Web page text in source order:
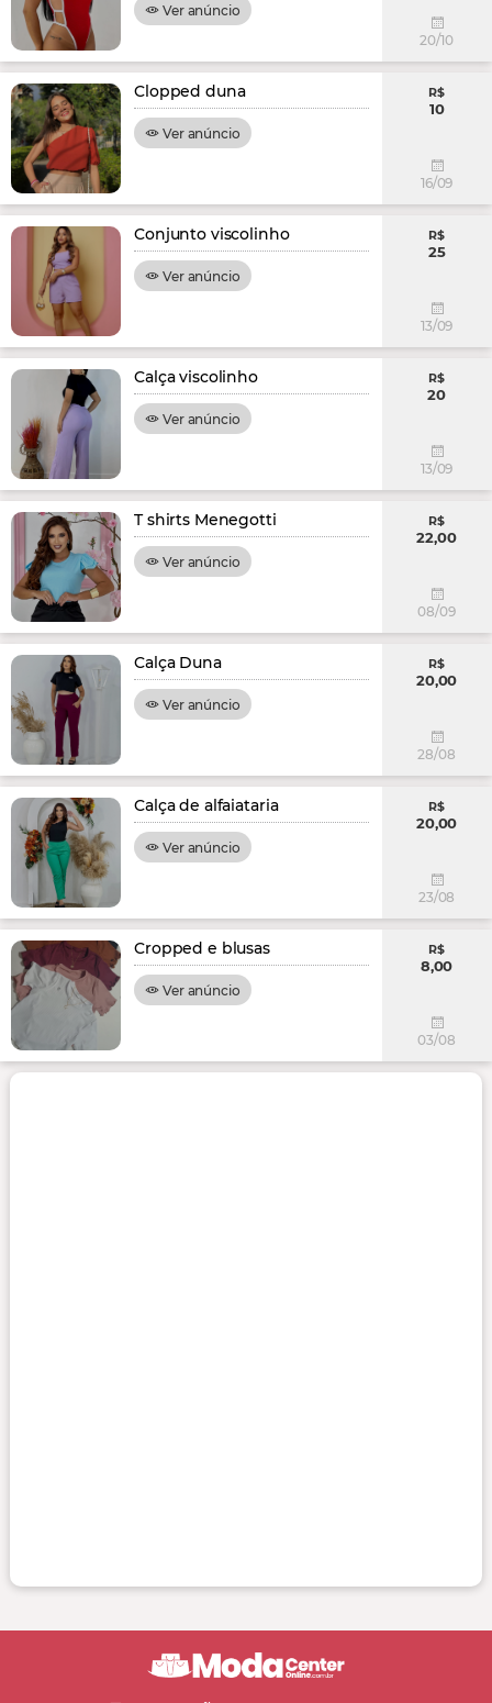
Ver anúncio
20/10
Clopped duna
Ver anúncio
R$
10
16/09
Conjunto viscolinho
Ver anúncio
R$
25
13/09
Calça viscolinho
Ver anúncio
R$
20
13/09
T shirts Menegotti
Ver anúncio
R$
22,00
08/09
Calça Duna
Ver anúncio
R$
20,00
28/08
Calça de alfaiataria
Ver anúncio
R$
20,00
23/08
Cropped e blusas
Ver anúncio
R$
8,00
03/08